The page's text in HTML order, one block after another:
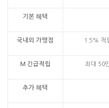
기본 혜택
국내외 가맹점 1.5% 적
M 긴급적립 최대 50
추가 혜택